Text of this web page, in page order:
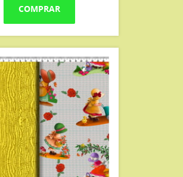
COMPRAR